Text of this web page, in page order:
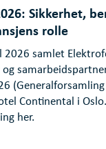
Sikkerhet,
rolle
2026 samlet
(Generalforsamling
Continental i
her.